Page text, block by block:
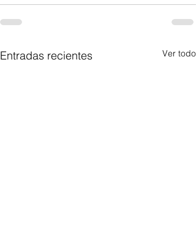
Entradas recientes Ver todo